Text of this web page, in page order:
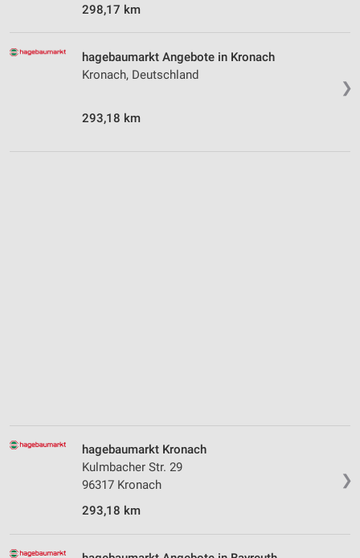
298,17 km
❯
hagebaumarkt Angebote in Kronach
Kronach, Deutschland
293,18 km
❯
hagebaumarkt Kronach
Kulmbacher Str. 29
96317 Kronach
293,18 km